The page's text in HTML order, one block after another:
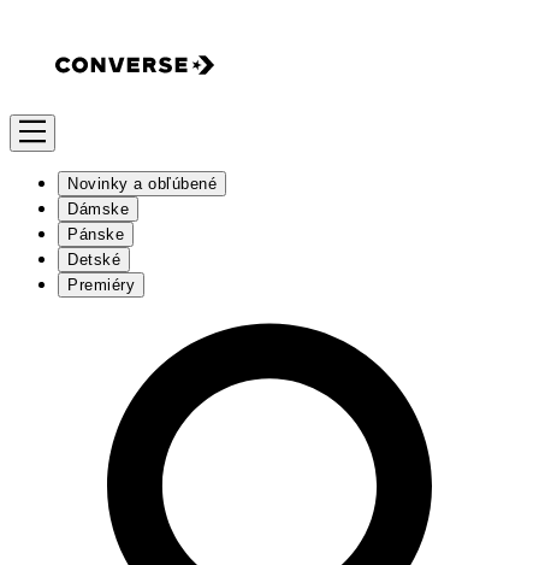
Novinky a obľúbené
Dámske
Pánske
Detské
Premiéry